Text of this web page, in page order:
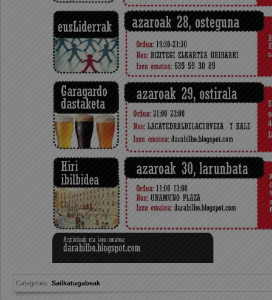
Categories Sailkatugabeak